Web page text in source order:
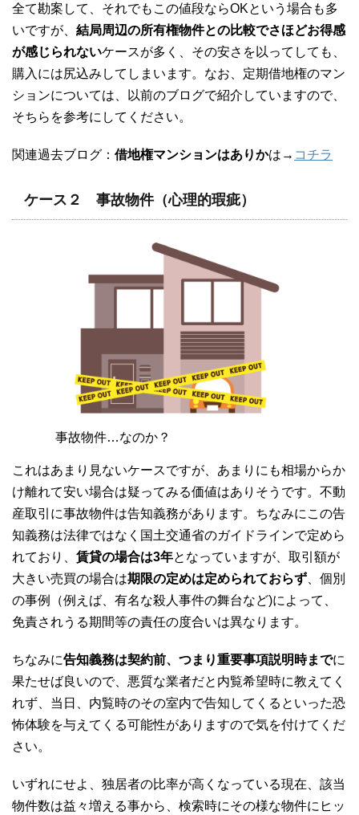
全て勘案して、それでもこの値段ならOKという場合も多
いですが、 結局周辺の所有権物件との比較でさほどお得感
が感じられないケースが多く、その安さを以ってしても、
購入には尻込みしてしまいます。なお、定期借地権のマン
ションについては、以前のブログで紹介していますので、
そちらを参考にしてください。
関連過去ブログ： 借地権マンションはありかは→ コチラ
ケース２ 事故物件（心理的瑕疵）
事故物件…なのか？
これはあまり見ないケースですが、あまりにも相場からか
け離れて安い場合は疑ってみる価値はありそうです。不動
産取引に事故物件は告知義務があります。ちなみにこの告
知義務は法律ではなく国土交通省のガイドラインで定めら
れており、 賃貸の場合は3年となっていますが、取引額が
大きい売買の場合は期限の定めは定められておらず 、個別
の事例（例えば、有名な殺人事件の舞台など)によって、
免責されうる期間等の責任の度合いは異なります。
ちなみに告知義務は契約前、つまり重要事項説明時までに
果たせば良いので、悪質な業者だと内覧希望時に教えてく
れず、当日、内覧時のその室内で告知してくるといった恐
怖体験を与えてくる可能性がありますので気を付けてくだ
さい。
いずれにせよ、独居者の比率が高くなっている現在、該当
物件数は益々増える事から、検索時にその様な物件にヒッ